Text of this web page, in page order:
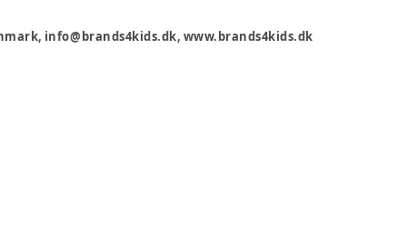
info@brands4kids.dk, www.brands4kids.dk